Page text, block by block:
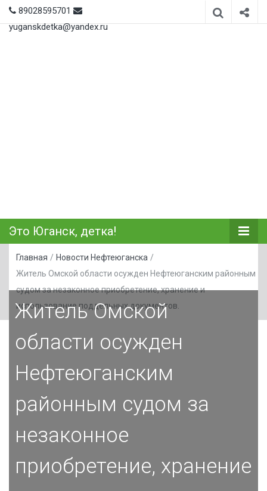
89028595701
yuganskdetka@yandex.ru
Это Юганск, детка!
Главная / Новости Нефтеюганска /
Житель Омской области осужден Нефтеюганским районным
судом за незаконное приобретение, хранение и
использование поддельных документов.
Житель Омской
области осужден
Нефтеюганским
районным судом за
незаконное
приобретение, хранение